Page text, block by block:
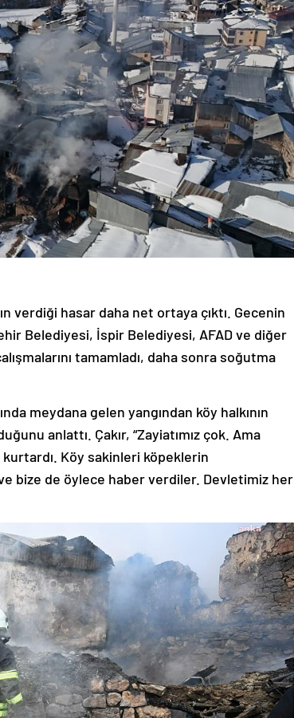
verdiği hasar daha net ortaya çıktı. Gecenin
Belediyesi, İspir Belediyesi, AFAD ve diğer
tamamladı, daha sonra soğutma
meydana gelen yangından köy halkının
anlattı. Çakır, “Zayiatımız çok. Ama
Köy sakinleri köpeklerin
bize de öylece haber verdiler. Devletimiz her